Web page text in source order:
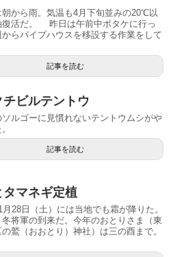
から雨。気温も4月下旬並みの20℃以
復活だ。 昨日は午前中ポタケに行っ
からパイプハウスを移設する作業をして
記事を読む
チビルテントウ
ソルゴーに見慣れないテントウムシがや
記事を読む
タマネギ定植
28日（土）には当地でも霜が降りた。
冬将軍の到来だ。今年のおとりさま（東
鷲（おおとり）神社）は三の酉まで。